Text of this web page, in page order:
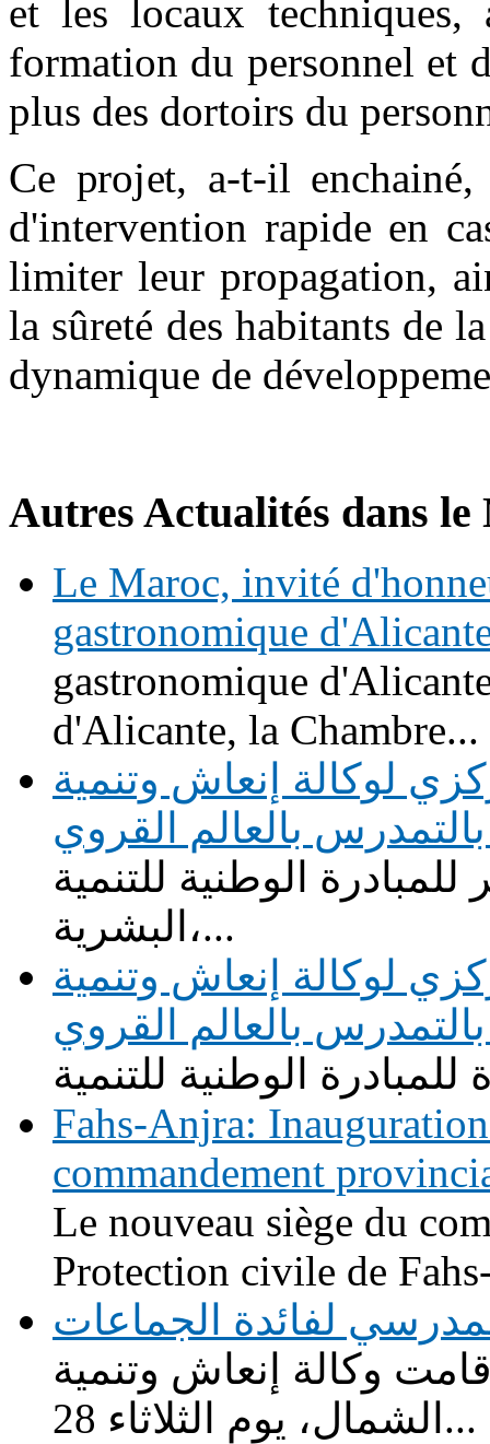
et les locaux
formation du personnel et
plus des dortoirs du
Ce projet, a-t-il
d'intervention rapide en
limiter leur propagation,
la sûreté des habitants de
dynamique de
Autres Actualités dans le
Le Maroc, invité
gastronomique
gastronomique
d'Alicante, la Chambre...
لوكالة إنعاش وتنمية
بالعالم القروي
الوطنية للتنمية
البشرية،...
لوكالة إنعاش وتنمية
بالعالم القروي
Fahs-Anjra:
commandement
Le nouveau siège du
Protection civile de
للنقل المدرسي لفائدة الجماعات
وكالة إنعاش وتنمية
الشمال، يوم الثلاثاء 28...